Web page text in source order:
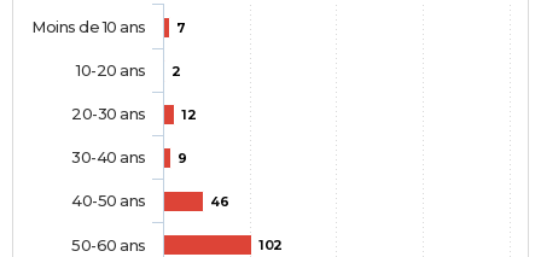
7
2
12
9
46
102
Moins de 10 ans
10-20 ans
20-30 ans
30-40 ans
40-50 ans
50-60 ans